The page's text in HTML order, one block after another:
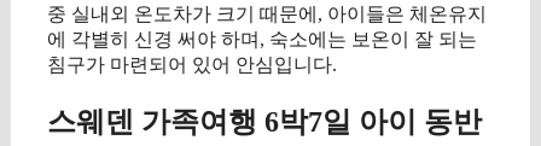
중 실내외 온도차가 크기 때문에, 아이들은 체온유지
에 각별히 신경 써야 하며, 숙소에는 보온이 잘 되는
침구가 마련되어 있어 안심입니다.
스웨덴 가족여행 6박7일 아이 동반